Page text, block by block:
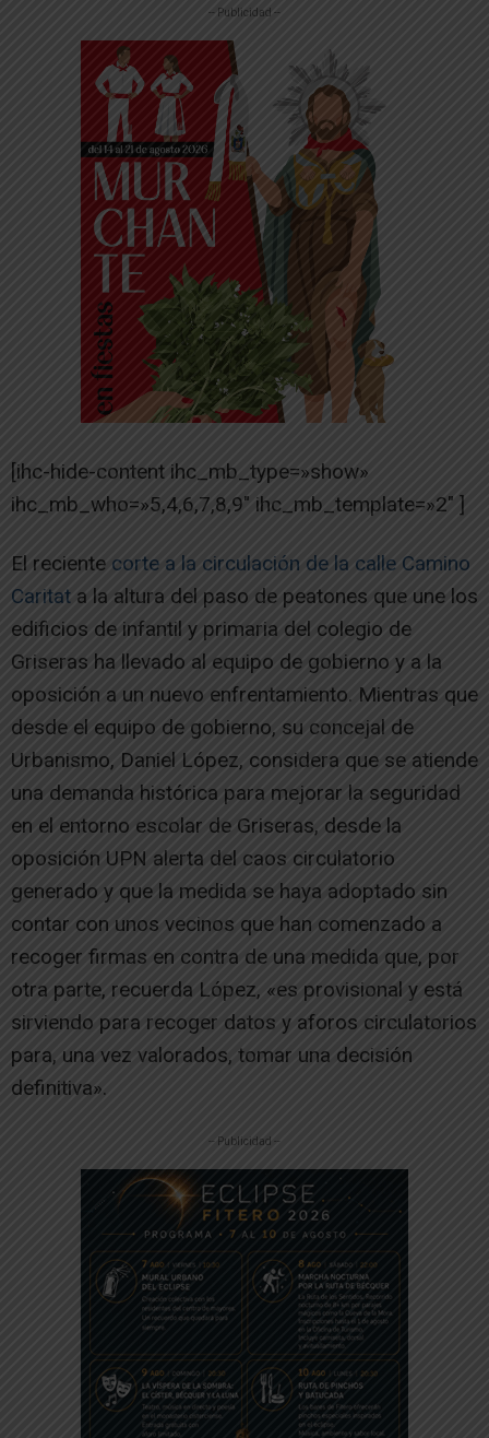
-- Publicidad --
[ihc-hide-content ihc_mb_type=»show»
ihc_mb_who=»5,4,6,7,8,9″ ihc_mb_template=»2″ ]
El reciente corte a la circulación de la calle Camino
Caritat a la altura del paso de peatones que une los
edificios de infantil y primaria del colegio de
Griseras ha llevado al equipo de gobierno y a la
oposición a un nuevo enfrentamiento. Mientras que
desde el equipo de gobierno, su concejal de
Urbanismo, Daniel López, considera que se atiende
una demanda histórica para mejorar la seguridad
en el entorno escolar de Griseras, desde la
oposición UPN alerta del caos circulatorio
generado y que la medida se haya adoptado sin
contar con unos vecinos que han comenzado a
recoger firmas en contra de una medida que, por
otra parte, recuerda López, «es provisional y está
sirviendo para recoger datos y aforos circulatorios
para, una vez valorados, tomar una decisión
definitiva».
-- Publicidad --